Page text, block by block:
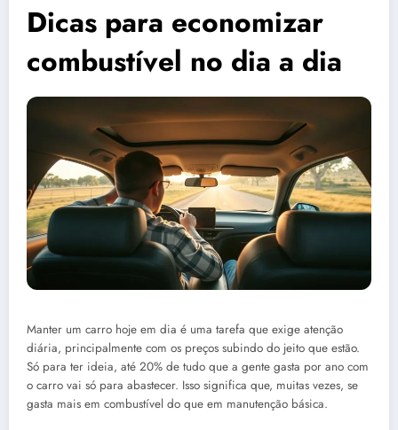
Dicas para economizar
combustível no dia a dia
Manter um carro hoje em dia é uma tarefa que exige atenção
diária, principalmente com os preços subindo do jeito que estão.
Só para ter ideia, até 20% de tudo que a gente gasta por ano com
o carro vai só para abastecer. Isso significa que, muitas vezes, se
gasta mais em combustível do que em manutenção básica.